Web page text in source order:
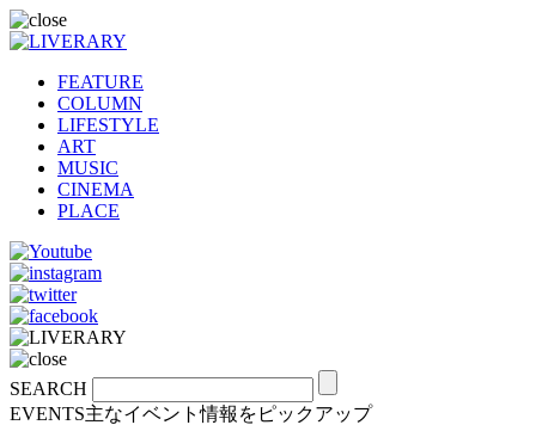
FEATURE
COLUMN
LIFESTYLE
ART
MUSIC
CINEMA
PLACE
SEARCH
EVENTS主なイベント情報をピックアップ